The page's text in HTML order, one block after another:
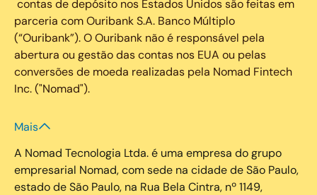
contas de depósito nos Estados Unidos são feitas em
parceria com Ouribank S.A. Banco Múltiplo
(“Ouribank”). O Ouribank não é responsável pela
abertura ou gestão das contas nos EUA ou pelas
conversões de moeda realizadas pela Nomad Fintech
Inc. ("Nomad").
Mais
A Nomad Tecnologia Ltda. é uma empresa do grupo
empresarial Nomad, com sede na cidade de São Paulo,
estado de São Paulo, na Rua Bela Cintra, nº 1149,